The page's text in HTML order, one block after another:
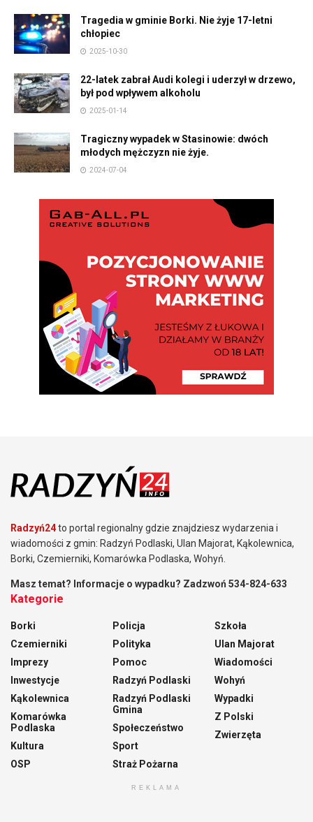
Tragedia w gminie Borki. Nie żyje 17-letni
chłopiec
2025-10-30
22-latek zabrał Audi kolegi i uderzył w drzewo,
był pod wpływem alkoholu
2025-01-14
Tragiczny wypadek w Stasinowie: dwóch
młodych mężczyzn nie żyje.
2024-07-04
Radzyń24to portal regionalny gdzie znajdziesz wydarzenia i
wiadomości z gmin: Radzyń Podlaski, Ulan Majorat, Kąkolewnica,
Borki, Czemierniki, Komarówka Podlaska, Wohyń.
Masz temat? Informacje o wypadku? Zadzwoń 534-824-633
Kategorie
Borki
Czemierniki
Imprezy
Inwestycje
Kąkolewnica
Komarówka
Podlaska
Kultura
OSP
Policja
Polityka
Pomoc
Radzyń Podlaski
Radzyń Podlaski
Gmina
Społeczeństwo
Sport
Straż Pożarna
Szkoła
Ulan Majorat
Wiadomości
Wohyń
Wypadki
Z Polski
Zwierzęta
REKLAMA